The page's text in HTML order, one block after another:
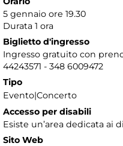
5 gennaio ore 19.30
Durata 1 ora
Biglietto d'ingresso
Ingresso gratuito con
44243571 - 348 6009472
Tipo
Evento|Concerto
Accesso per disabili
Esiste un’area dedicata ai
Sito Web